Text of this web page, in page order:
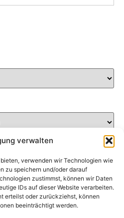
verwalten
verwenden wir Technologien wie
zu speichern und/oder darauf
zustimmst, können wir Daten
IDs auf dieser Website verarbeiten.
erteilst oder zurückziehst, können
beeinträchtigt werden.